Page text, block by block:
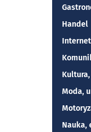
Handel
Moda,
Nauka,